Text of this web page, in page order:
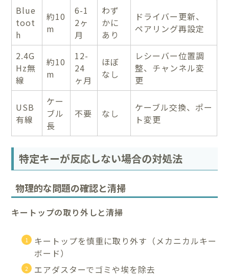
Blue
toot
h
約10
m
6-1
2ヶ
月
わず
かに
あり
ドライバー更新、
ペアリング再設定
2.4G
Hz無
線
約10
m
12-
24
ヶ月
ほぼ
なし
レシーバー位置調
整、チャンネル変
更
USB
有線
ケー
ブル
長
不要 なし
ケーブル交換、ポー
ト変更
特定キーが反応しない場合の対処法
物理的な問題の確認と清掃
キートップの取り外しと清掃
キートップを慎重に取り外す（メカニカルキー
ボード）
エアダスターでゴミや埃を除去